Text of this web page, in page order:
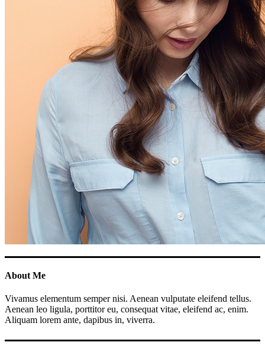
About Me
Vivamus elementum semper nisi. Aenean vulputate eleifend tellus.
Aenean leo ligula, porttitor eu, consequat vitae, eleifend ac, enim.
Aliquam lorem ante, dapibus in, viverra.